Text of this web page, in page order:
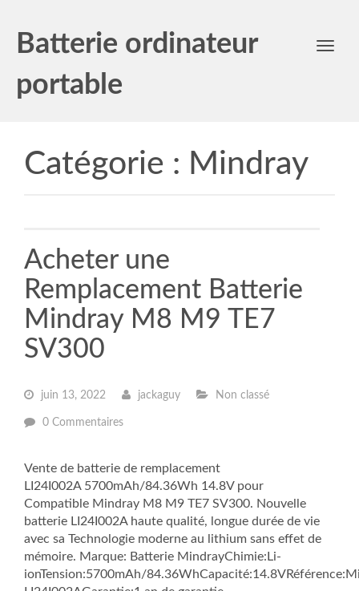
Batterie ordinateur
portable
Toggle
Catégorie : Mindray
Acheter une
Remplacement Batterie
Mindray M8 M9 TE7
SV300
juin 13, 2022 jackaguy Non classé
0 Commentaires
Vente de batterie de remplacement
LI24I002A 5700mAh/84.36Wh 14.8V pour
Compatible Mindray M8 M9 TE7 SV300. Nouvelle
batterie LI24I002A haute qualité, longue durée de vie
avec sa Technologie moderne au lithium sans effet de
mémoire. Marque: Batterie MindrayChimie:Li-
ionTension:5700mAh/